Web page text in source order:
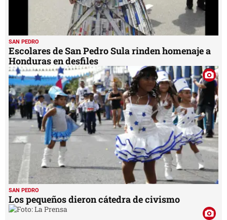
SAN PEDRO
Escolares de San Pedro Sula rinden homenaje a
Honduras en desfiles
SAN PEDRO
Los pequeños dieron cátedra de civismo